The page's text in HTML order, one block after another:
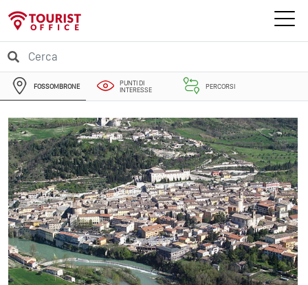
FOSSOMBRONE
PUNTI DI
INTERESSE
PERCORSI